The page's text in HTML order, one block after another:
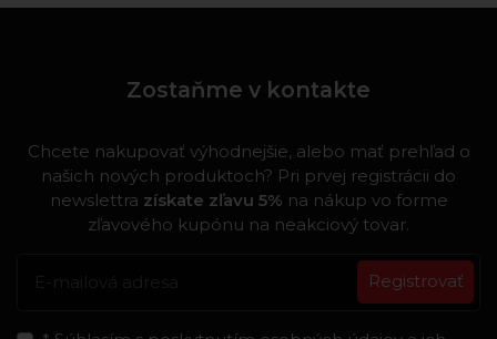
Zostaňme v kontakte
Chcete nakupovať výhodnejšie, alebo mať prehľad o
našich nových produktoch? Pri prvej registrácii do
newslettra získate zľavu 5% na nákup vo forme
zľavového kupónu na neakciový tovar.
Registrovať